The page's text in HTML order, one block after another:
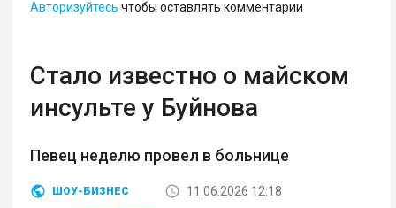
Авторизуйтесь чтобы оставлять комментарии
Стало известно о майском
инсульте у Буйнова
Певец неделю провел в больнице
ШОУ-БИЗНЕС
11.06.2026 12:18